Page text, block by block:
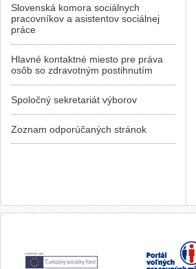
Slovenská komora sociálnych
pracovníkov a asistentov sociálnej
práce
Hlavné kontaktné miesto pre práva
osôb so zdravotným postihnutím
Spoločný sekretariát výborov
Zoznam odporúčaných stránok